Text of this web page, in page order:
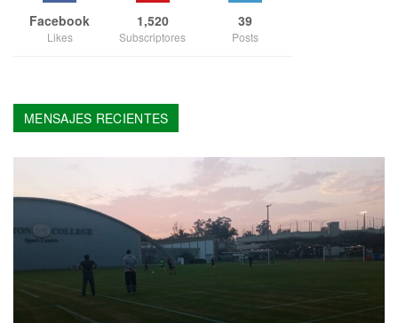
Facebook
Likes
1,520
Subscriptores
39
Posts
MENSAJES RECIENTES